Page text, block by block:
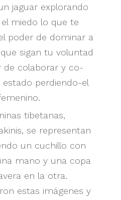
jaguar explorando
miedo lo que te
poder de dominar a
sigan tu voluntad
de colaborar y co-
perdiendo-el
tibetanas,
se representan
un cuchillo con
mano y una copa
en la otra.
estas imágenes y